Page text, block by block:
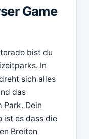
Game
bist du
In
sich alles
das
Park. Dein
ist es dass die
Breiten